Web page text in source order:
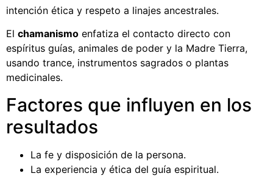
intención ética y respeto a linajes ancestrales.
El chamanismo enfatiza el contacto directo con
espíritus guías, animales de poder y la Madre Tierra,
usando trance, instrumentos sagrados o plantas
medicinales.
Factores que influyen en los
resultados
La fe y disposición de la persona.
La experiencia y ética del guía espiritual.